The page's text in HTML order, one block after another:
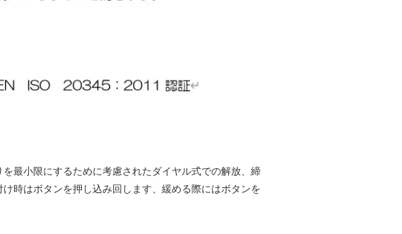
最小限にするために考慮されたダイヤル式での解放、締
時はボタンを押し込み回します、緩める際にはボタンを